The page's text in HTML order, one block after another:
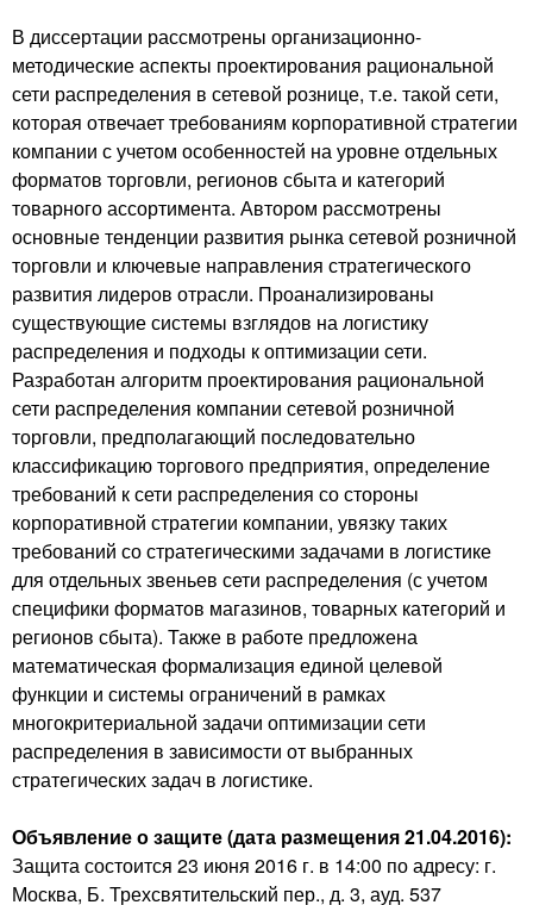
В диссертации рассмотрены организационно-
методические аспекты проектирования рациональной
сети распределения в сетевой рознице, т.е. такой сети,
которая отвечает требованиям корпоративной стратегии
компании с учетом особенностей на уровне отдельных
форматов торговли, регионов сбыта и категорий
товарного ассортимента. Автором рассмотрены
основные тенденции развития рынка сетевой розничной
торговли и ключевые направления стратегического
развития лидеров отрасли. Проанализированы
существующие системы взглядов на логистику
распределения и подходы к оптимизации сети.
Разработан алгоритм проектирования рациональной
сети распределения компании сетевой розничной
торговли, предполагающий последовательно
классификацию торгового предприятия, определение
требований к сети распределения со стороны
корпоративной стратегии компании, увязку таких
требований со стратегическими задачами в логистике
для отдельных звеньев сети распределения (с учетом
специфики форматов магазинов, товарных категорий и
регионов сбыта). Также в работе предложена
математическая формализация единой целевой
функции и системы ограничений в рамках
многокритериальной задачи оптимизации сети
распределения в зависимости от выбранных
стратегических задач в логистике.
Объявление о защите (дата размещения 21.04.2016):
Защита состоится 23 июня 2016 г. в 14:00 по адресу: г.
Москва, Б. Трехсвятительский пер., д. 3, ауд. 537